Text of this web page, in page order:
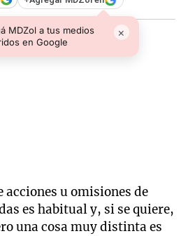
MDZol a tus medios
en Google
×
u omisiones de
es habitual y, si se quiere,
una cosa muy distinta es